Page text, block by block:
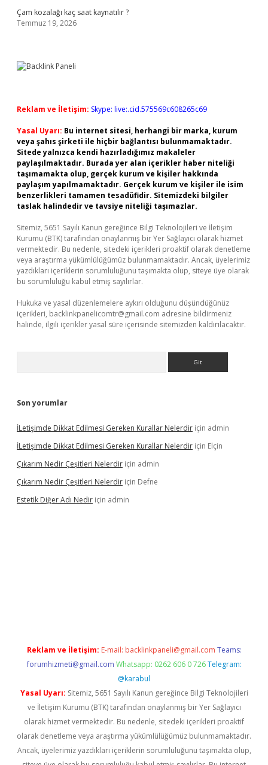
Çam kozalağı kaç saat kaynatılır ?
Temmuz 19, 2026
Reklam ve İletişim: Skype: live:.cid.575569c608265c69
Yasal Uyarı: Bu internet sitesi, herhangi bir marka, kurum
veya şahıs şirketi ile hiçbir bağlantısı bulunmamaktadır.
Sitede yalnızca kendi hazırladığımız makaleler
paylaşılmaktadır. Burada yer alan içerikler haber niteliği
taşımamakta olup, gerçek kurum ve kişiler hakkında
paylaşım yapılmamaktadır. Gerçek kurum ve kişiler ile isim
benzerlikleri tamamen tesadüfidir. Sitemizdeki bilgiler
taslak halindedir ve tavsiye niteliği taşımazlar.
Sitemiz, 5651 Sayılı Kanun gereğince Bilgi Teknolojileri ve İletişim
Kurumu (BTK) tarafından onaylanmış bir Yer Sağlayıcı olarak hizmet
vermektedir. Bu nedenle, sitedeki içerikleri proaktif olarak denetleme
veya araştırma yükümlülüğümüz bulunmamaktadır. Ancak, üyelerimiz
yazdıkları içeriklerin sorumluluğunu taşımakta olup, siteye üye olarak
bu sorumluluğu kabul etmiş sayılırlar.
Hukuka ve yasal düzenlemelere aykırı olduğunu düşündüğünüz
içerikleri, backlinkpanelicomtr@gmail.com adresine bildirmeniz
halinde, ilgili içerikler yasal süre içerisinde sitemizden kaldırılacaktır.
Son yorumlar
İLetişimde Dikkat Edilmesi Gereken Kurallar Nelerdir için admin
İLetişimde Dikkat Edilmesi Gereken Kurallar Nelerdir için Elçin
Çıkarım Nedir Çeşitleri Nelerdir için admin
Çıkarım Nedir Çeşitleri Nelerdir için Defne
Estetik Diğer Adı Nedir için admin
Reklam ve İletişim: E-mail: backlinkpaneli@gmail.com Teams:
forumhizmeti@gmail.com Whatsapp: 0262 606 0 726 Telegram:
@karabul
Yasal Uyarı: Sitemiz, 5651 Sayılı Kanun gereğince Bilgi Teknolojileri
ve İletişim Kurumu (BTK) tarafından onaylanmış bir Yer Sağlayıcı
olarak hizmet vermektedir. Bu nedenle, sitedeki içerikleri proaktif
olarak denetleme veya araştırma yükümlülüğümüz bulunmamaktadır.
Ancak, üyelerimiz yazdıkları içeriklerin sorumluluğunu taşımakta olup,